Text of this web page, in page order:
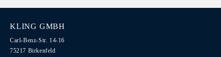
KLING GMBH
Carl-Benz-Str. 14-16
75217 Birkenfeld